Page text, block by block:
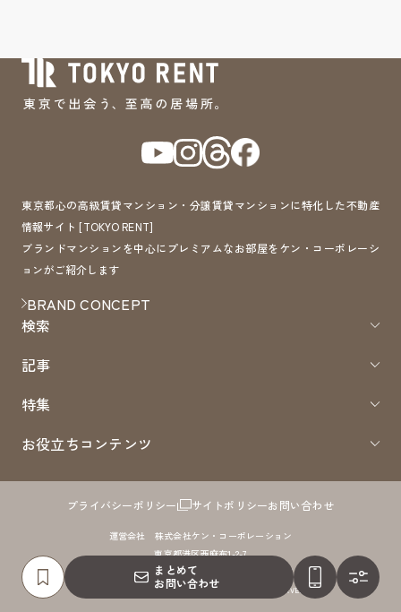
まとめて
お問い合わせ
東京都心の高級賃貸マンション・分譲賃貸マンションに特化した不動産
情報サイト [TOKYO RENT]
ブランドマンションを中心にプレミアムなお部屋をケン・コーポレーシ
ョンがご紹介します
BRAND CONCEPT
検索
記事
特集
お役立ちコンテンツ
プライバシーポリシー サイトポリシーお問い合わせ
運営会社 株式会社ケン・コーポレーション
東京都港区西麻布1-2-7
免許番号：国土交通大臣（8）第4372号 取引形態：仲介
COPYRIGHTS 2005 - TokyoRent.JP ALL RIGHTS RESERVED.